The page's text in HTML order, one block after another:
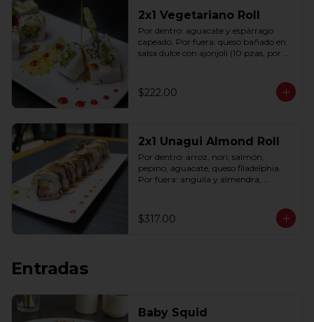
2x1 Vegetariano Roll
Por dentro: aguacate y espárrago
capeado. Por fuera: queso bañado en
salsa dulce con ajonjolí (10 pzas, por
$222.00
2x1 Unagui Almond Roll
Por dentro: arroz, nori, salmón,
pepino, aguacate, queso filadelphia.
Por fuera: anguila y almendra,
$317.00
Entradas
Baby Squid